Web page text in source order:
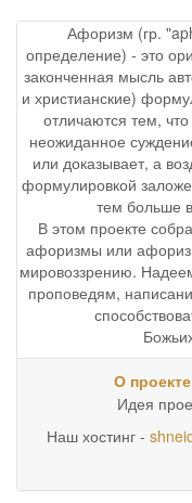
Афоризм (гр.
определение) - это
законченная мысль
и христианские)
отличаются тем,
неожиданное
или доказывает, а
формулировкой
тем больше
В этом проекте
афоризмы или
мировоззрению.
проповедям,
О проекте
Идея
Наш хостинг -